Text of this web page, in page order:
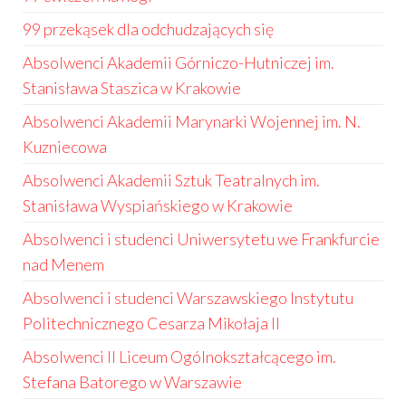
99 przekąsek dla odchudzających się
Absolwenci Akademii Górniczo-Hutniczej im.
Stanisława Staszica w Krakowie
Absolwenci Akademii Marynarki Wojennej im. N.
Kuzniecowa
Absolwenci Akademii Sztuk Teatralnych im.
Stanisława Wyspiańskiego w Krakowie
Absolwenci i studenci Uniwersytetu we Frankfurcie
nad Menem
Absolwenci i studenci Warszawskiego Instytutu
Politechnicznego Cesarza Mikołaja II
Absolwenci II Liceum Ogólnokształcącego im.
Stefana Batorego w Warszawie